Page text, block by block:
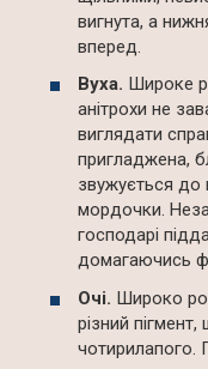
вигнута, а
вперед.
Вуха. Широке
анітрохи не
виглядати
пригладжена,
звужується до
мордочки.
господарі
домагаючись
Очі. Широко
різний
чотирилапого.